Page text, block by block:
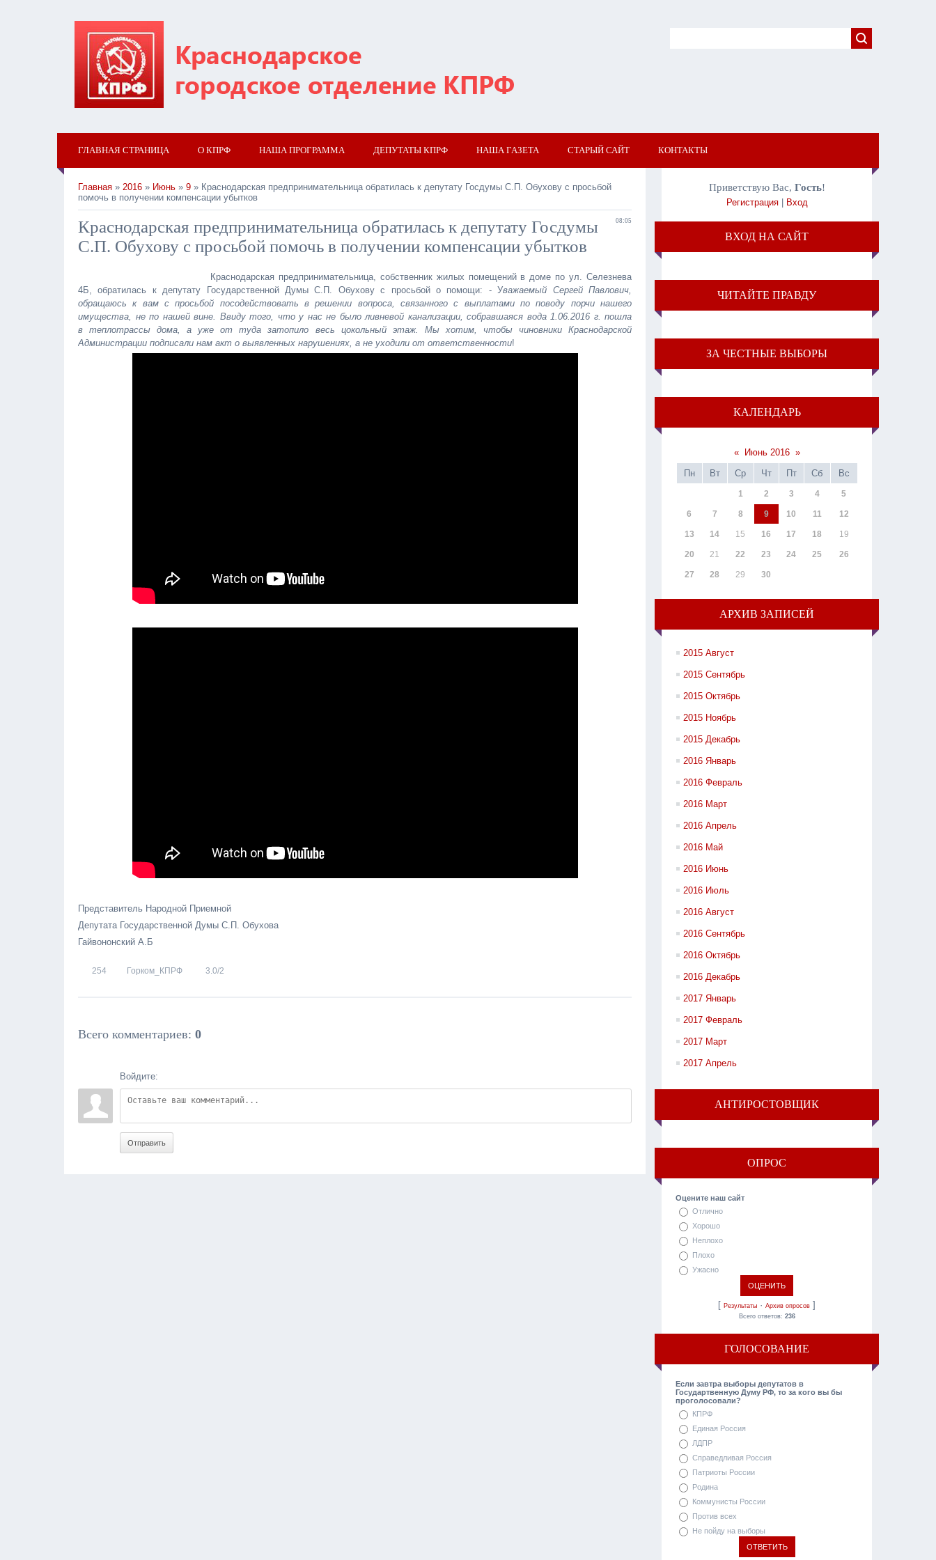
ГЛАВНАЯ СТРАНИЦА О КПРФ НАША ПРОГРАММА ДЕПУТАТЫ КПРФ НАША ГАЗЕТА СТАРЫЙ САЙТ КОНТАКТЫ
Главная » 2016 » Июнь » 9 » Краснодарская предпринимательница обратилась к депутату Госдумы С.П. Обухову с просьбой
помочь в получении компенсации убытков
08:05
Краснодарская предпринимательница обратилась к депутату Госдумы
С.П. Обухову с просьбой помочь в получении компенсации убытков
Краснодарская предпринимательница, собственник жилых помещений в доме по ул. Селезнева
4Б, обратилась к депутату Государственной Думы С.П. Обухову с просьбой о помощи: - Уважаемый Сергей Павлович,
обращаюсь к вам с просьбой посодействовать в решении вопроса, связанного с выплатами по поводу порчи нашего
имущества, не по нашей вине. Ввиду того, что у нас не было ливневой канализации, собравшаяся вода 1.06.2016 г. пошла
в теплотрассы дома, а уже от туда затопило весь цокольный этаж. Мы хотим, чтобы чиновники Краснодарской
Администрации подписали нам акт о выявленных нарушениях, а не уходили от ответственности!
Представитель Народной Приемной
Депутата Государственной Думы С.П. Обухова
Гайвононский А.Б
254 Горком_КПРФ 3.0/2
Всего комментариев: 0
Войдите:
Отправить
Приветствую Вас, Гость!
Регистрация| Вход
ВХОД НА САЙТ
ЧИТАЙТЕ ПРАВДУ
ЗА ЧЕСТНЫЕ ВЫБОРЫ
КАЛЕНДАРЬ
« Июнь 2016 »
Пн
Вт Ср Чт Пт Сб Вс
1 2 3 4 5
6 7 8 9 10 11 12
13 14 15 16 17 18 19
20 21 22 23 24 25 26
27 28 29 30
АРХИВ ЗАПИСЕЙ
2015 Август
2015 Сентябрь
2015 Октябрь
2015 Ноябрь
2015 Декабрь
2016 Январь
2016 Февраль
2016 Март
2016 Апрель
2016 Май
2016 Июнь
2016 Июль
2016 Август
2016 Сентябрь
2016 Октябрь
2016 Декабрь
2017 Январь
2017 Февраль
2017 Март
2017 Апрель
АНТИРОСТОВЩИК
ОПРОС
Оцените наш сайт
Отлично
Хорошо
Неплохо
Плохо
Ужасно
[Результаты ·Архив опросов ]
Всего ответов: 236
ГОЛОСОВАНИЕ
Если завтра выборы депутатов в
Государтвенную Думу РФ, то за кого вы бы
проголосовали?
КПРФ
Единая Россия
ЛДПР
Справедливая Россия
Патриоты России
Родина
Коммунисты России
Против всех
Не пойду на выборы